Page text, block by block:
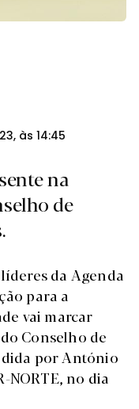
às 14:45
na
de
da Agenda
para a
vai marcar
Conselho de
por António
NORTE, no dia